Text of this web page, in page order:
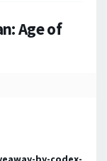
Age of